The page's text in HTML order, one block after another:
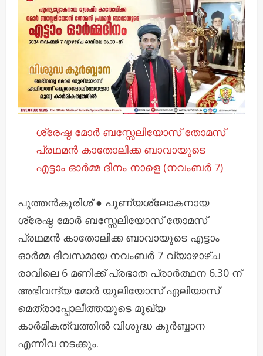
ശ്രേഷ്ഠ മോർ ബസ്സേലിയോസ് തോമസ്
പ്രഥമൻ കാതോലിക്ക ബാവായുടെ
എട്ടാം ഓർമ്മ ദിനം നാളെ (നവംബർ 7)
പുത്തൻകുരിശ് ● പുണ്യശ്ലോകനായ
ശ്രേഷ്ഠ മോർ ബസ്സേലിയോസ് തോമസ്
പ്രഥമൻ കാതോലിക്ക ബാവായുടെ എട്ടാം
ഓർമ്മ ദിവസമായ നവംബർ 7 വ്യാഴാഴ്ച
രാവിലെ 6 മണിക്ക് പ്രഭാത പ്രാർത്ഥന 6.30 ന്
അഭിവന്ദ്യ മോർ യൂലിയോസ് ഏലിയാസ്
മെത്രാപ്പോലീത്തയുടെ മുഖ്യ
കാർമികത്വത്തിൽ വിശുദ്ധ കുർബ്ബാന
എന്നിവ നടക്കും.